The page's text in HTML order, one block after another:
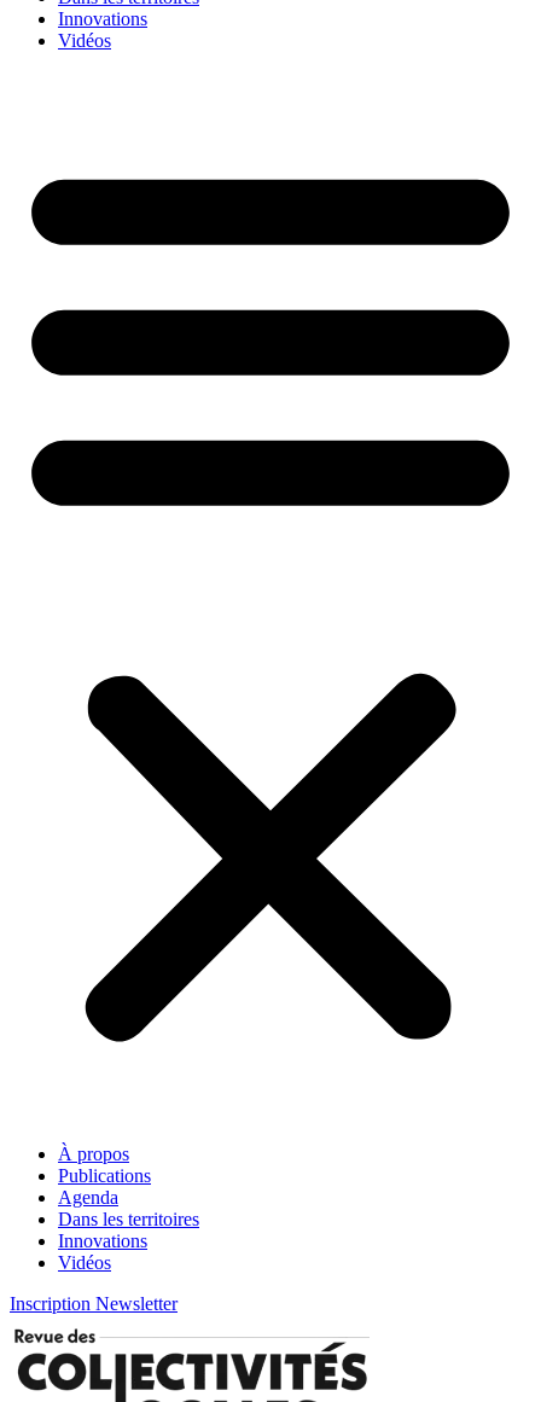
Innovations
Vidéos
À propos
Publications
Agenda
Dans les territoires
Innovations
Vidéos
Inscription Newsletter